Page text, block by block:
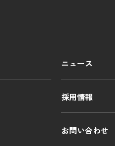
ニュース
採用情報
お問い合わせ